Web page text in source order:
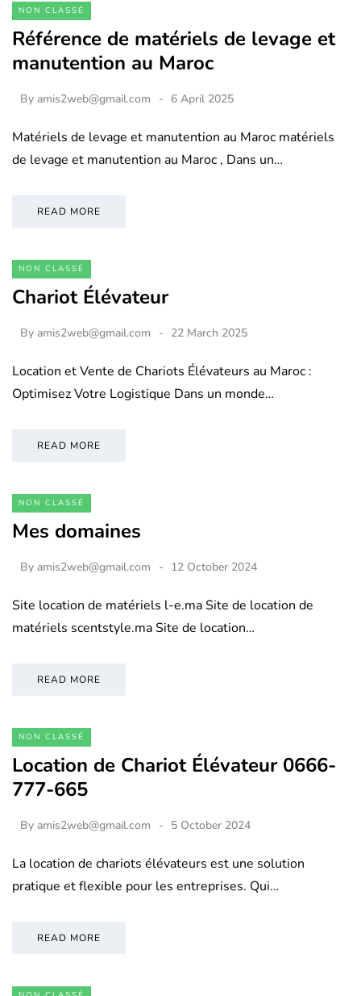
NON CLASSÉ
Référence de matériels de levage et
manutention au Maroc
By amis2web@gmail.com 6 April 2025
Matériels de levage et manutention au Maroc matériels
de levage et manutention au Maroc , Dans un…
READ MORE
NON CLASSÉ
Chariot Élévateur
By amis2web@gmail.com 22 March 2025
Location et Vente de Chariots Élévateurs au Maroc :
Optimisez Votre Logistique Dans un monde…
READ MORE
NON CLASSÉ
Mes domaines
By amis2web@gmail.com 12 October 2024
Site location de matériels l-e.ma Site de location de
matériels scentstyle.ma Site de location…
READ MORE
NON CLASSÉ
Location de Chariot Élévateur 0666-
777-665
By amis2web@gmail.com 5 October 2024
La location de chariots élévateurs est une solution
pratique et flexible pour les entreprises. Qui…
READ MORE